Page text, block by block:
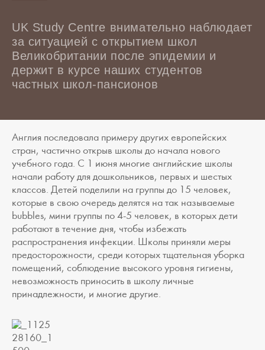
UK Study Centre внимательно наблюдает
за ситуацией c открытием школ
Великобритании после эпидемии и
держит в курсе наших студентов
частных школ-пансионов
Англия последовала примеру других европейских
стран, частично открыв школы до начала нового
учебного года. С 1 июня многие английские школы
начали работу для дошкольников, первых и шестых
классов. Детей поделили на группы до 15 человек,
которые в свою очередь делятся на так называемые
bubbles, мини группы по 4-5 человек, в которых дети
работают в течение дня, чтобы избежать
распространения инфекции. Школы приняли меры
предосторожности, среди которых тщательная уборка
помещений, соблюдение высокого уровня гигиены,
невозможность приносить в школу личные
принадлежности, и многие другие.